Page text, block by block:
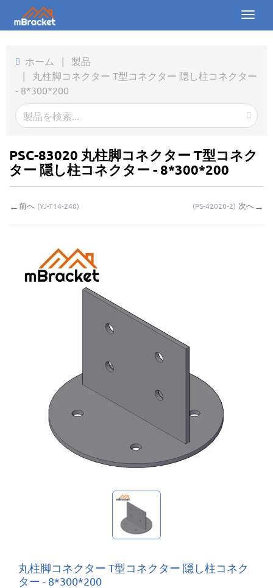
Toggle
製品
会社概要
ダウンロード
お問い合わせ
マイ問い合わせ
ホーム | 製品
| 丸柱脚コネクター T型コネクター 隠し柱コネクター
- 8*300*200
PSC-83020 丸柱脚コネクター T型コネク
ター 隠し柱コネクター - 8*300*200
←前へ (YJ-T14-240) (PS-42020-2) 次へ→
丸柱脚コネクター T型コネクター 隠し柱コネク
ター - 8*300*200